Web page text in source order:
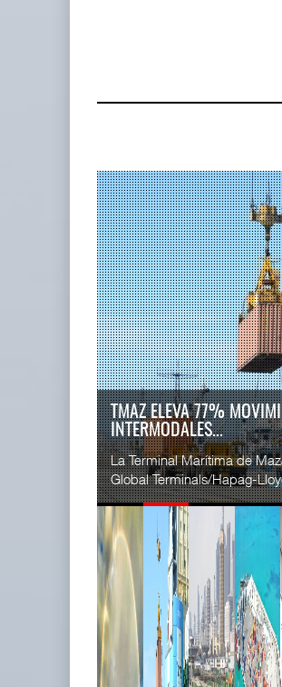
EE.UU. PLANTEA NUEVAS
MEXIC...
La Administración Federal
siglas en inglés) propuso
Treinta y
cambio
05 AGO 2026
TMAZ eleva
portuario y
05 AGO 2026